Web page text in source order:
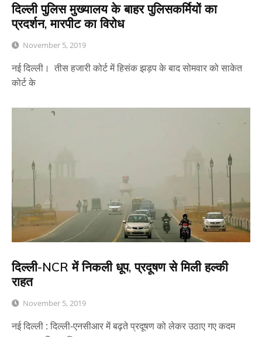
दिल्ली पुलिस मुख्यालय के बाहर पुलिसकर्मियों का
प्रदर्शन, मारपीट का विरोध
November 5, 2019
नई दिल्ली। तीस हजारी कोर्ट में हिसंक झड़प के बाद सोमवार को साकेत
कोर्ट के
दिल्ली-NCR में निकली धूप, प्रदूषण से मिली हल्की
राहत
November 5, 2019
नई दिल्ली : दिल्ली-एनसीआर में बढ़ते प्रदूषण को लेकर उठाए गए कदम